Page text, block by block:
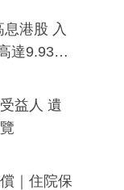
港股 入
達9.93
益人 遺
｜住院保